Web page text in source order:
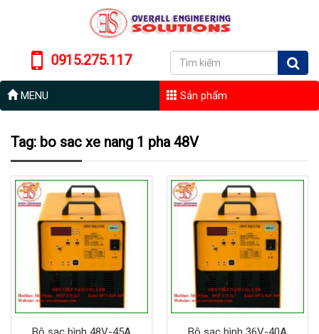
0915.275.117
MENU Sản phẩm
Tag: bo sac xe nang 1 pha 48V